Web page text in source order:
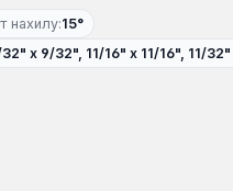
нахилу:15°
9/32", 11/16" х 11/16", 11/